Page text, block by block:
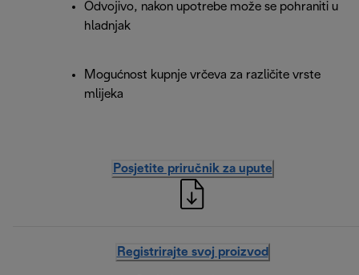
Odvojivo, nakon upotrebe može se pohraniti u
hladnjak
Mogućnost kupnje vrčeva za različite vrste
mlijeka
Posjetite priručnik za upute
Registrirajte svoj proizvod